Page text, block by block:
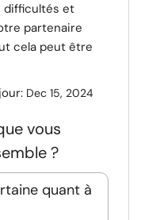
nous
Publicité avec
difficultés et
partenaire
cela peut être
Dec 15, 2024
vous
?
quant à